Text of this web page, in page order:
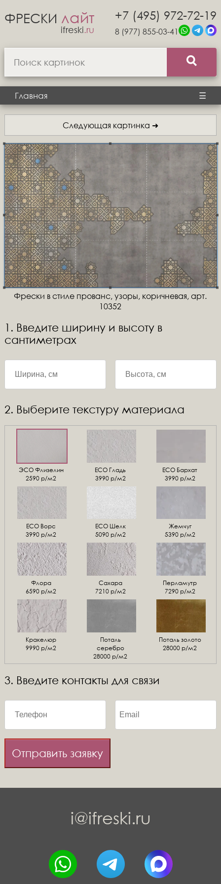
ФРЕСКИ лайт
ifreski.ru
+7 (495) 972-72-19
8 (977) 855-03-41
Главная ☰
Следующая картинка ➜
Фрески в стиле прованс, узоры, коричневая, арт.
10352
1. Введите ширину и высоту в
сантиметрах
2. Выберите текстуру материала
ЭСО Флизелин
2590 р/м2
ЕСО Гладь
3990 р/м2
ECO Бархат
3990 р/м2
ЕСО Ворс
3990 р/м2
ЕСО Шелк
5090 р/м2
Жемчуг
5390 р/м2
Флора
6590 р/м2
Сахара
7210 р/м2
Перламутр
7290 р/м2
Кракелюр
9990 р/м2
Поталь
серебро
28000 р/м2
Поталь золото
28000 р/м2
3. Введите контакты для связи
Отправить заявку
i@ifreski.ru